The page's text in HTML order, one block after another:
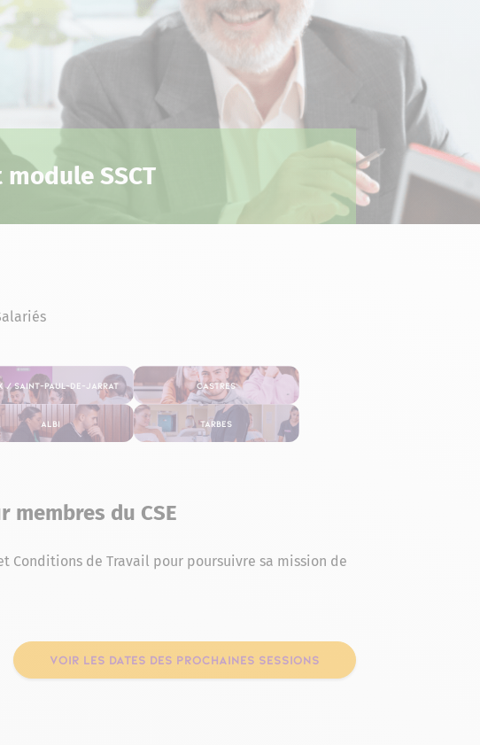
SSCT
/ Saint-Paul-de-Jarrat Castres
Albi Tarbes
membres du CSE
Conditions de Travail pour poursuivre sa mission de
VOIR LES DATES DES PROCHAINES SESSIONS